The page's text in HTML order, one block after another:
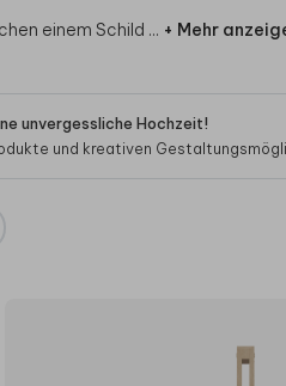
einem Schild ... + Mehr
unvergessliche Hochzeit!
und kreativen